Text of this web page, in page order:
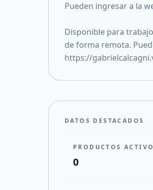
Pueden ingresar a la
Disponible para
de forma remota.
https://
DATOS DESTACADOS
PRODUCTOS
0